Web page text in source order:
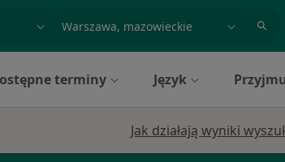
nazwisko
terminy Język
Jak działają wyniki